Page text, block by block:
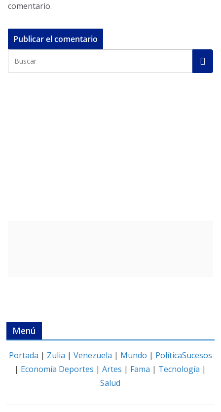
comentario.
Menú
Portada | Zulia | Venezuela | Mundo | PolíticaSucesos
| Economía Deportes |Artes | Fama | Tecnología |
Salud